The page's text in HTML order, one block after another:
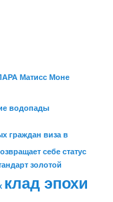
Матисс Моне
водопады
граждан виза в
себе статус
золотой
клад эпохи